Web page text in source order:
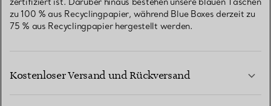
zu 100 % aus Recyclingpapier, während Blue Boxes derzeit zu
75 % aus Recyclingpapier hergestellt werden.
Kostenloser Versand und Rückversand